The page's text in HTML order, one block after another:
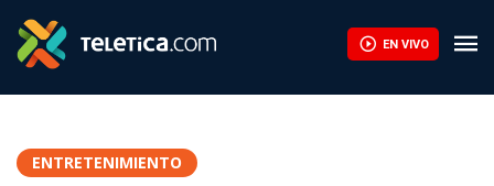
EN VIVO
ENTRETENIMIENTO